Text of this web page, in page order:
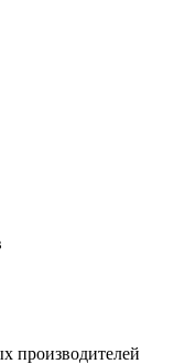
производителей